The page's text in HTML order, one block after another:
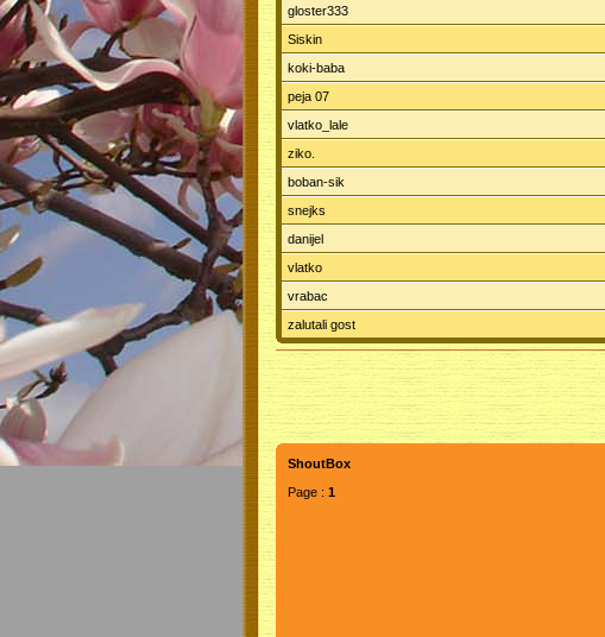
gloster333
Siskin
koki-baba
peja 07
vlatko_lale
ziko.
boban-sik
snejks
danijel
vlatko
vrabac
zalutali gost
ShoutBox
Page : 1